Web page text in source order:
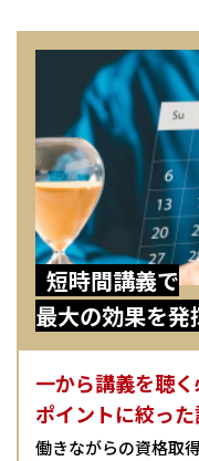
短時間講義で
最大の効果を発
一から講義を聴く
ポイントに絞っ
働きながらの資格取